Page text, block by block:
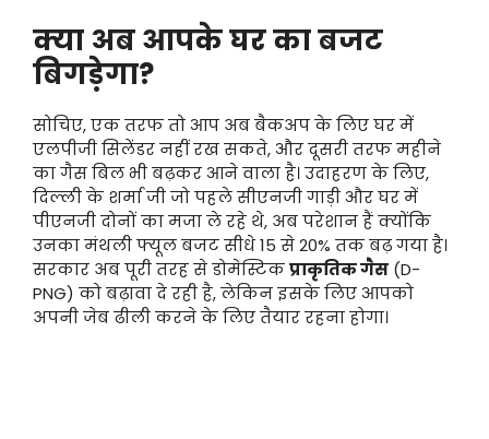
क्या अब आपके घर का बजट
बिगड़ेगा?
सोचिए, एक तरफ तो आप अब बैकअप के लिए घर में
एलपीजी सिलेंडर नहीं रख सकते, और दूसरी तरफ महीने
का गैस बिल भी बढ़कर आने वाला है। उदाहरण के लिए,
दिल्ली के शर्मा जी जो पहले सीएनजी गाड़ी और घर में
पीएनजी दोनों का मजा ले रहे थे, अब परेशान हैं क्योंकि
उनका मंथली फ्यूल बजट सीधे 15 से 20% तक बढ़ गया है।
सरकार अब पूरी तरह से डोमेस्टिकप्राकृतिक गैस (D-
PNG) को बढ़ावा दे रही है, लेकिन इसके लिए आपको
अपनी जेब ढीली करने के लिए तैयार रहना होगा।